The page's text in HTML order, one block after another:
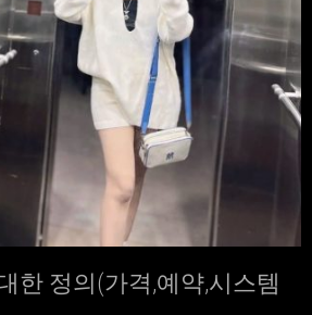
한 정의(가격,예약,시스템